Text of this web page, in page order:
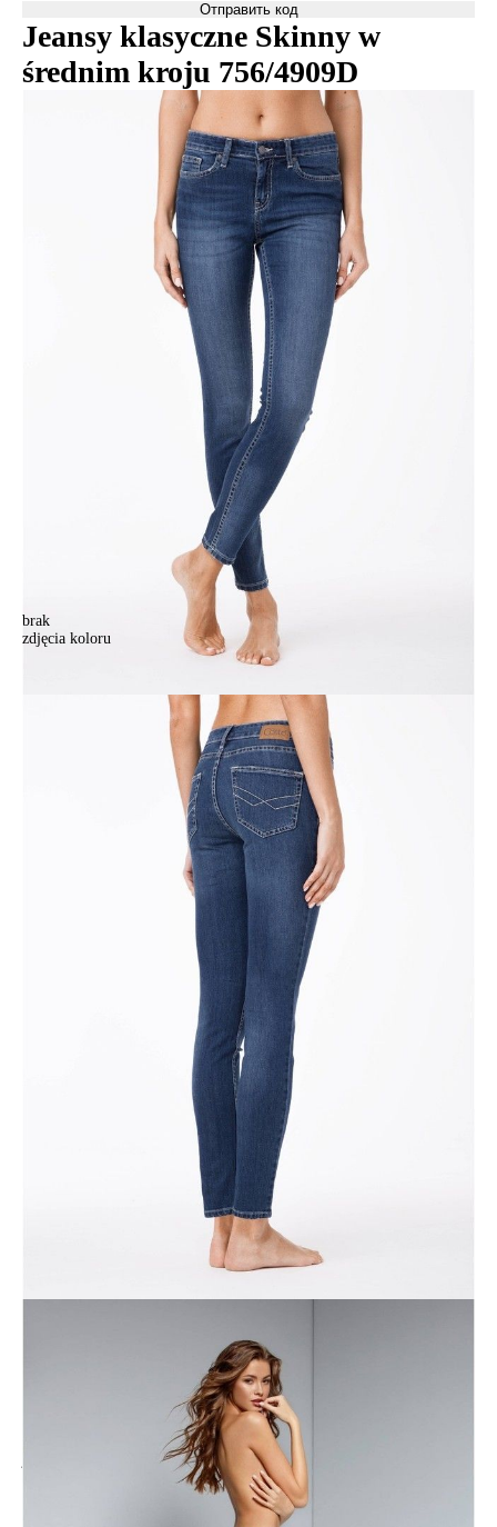
Отправить код
Jeansy klasyczne Skinny w
średnim kroju 756/4909D
brak
zdjęcia koloru
Spodnie jeansowe damskie CONTE ELEGANT 756/4909D, r.176-98,
Spodnie jeansowe damskie CONTE ELEGANT 756/4909D, r.176-98,
DODAJ DO KOSZYKA
POWIADOM MNIE O DOSTĘPNOŚCI
ПОЛУЧИТЬ ПО EMAIL
czas dostawy: 1-2 dni robocze
darmowa od 50 zł
czas dostawy: 1-2 dni robocze
w sklepie Conte (Łodz)
Opis produktu
Klasyczne jeansy z pięcioma kieszeniami, wykonane z gęstej bawełny.
Średni stan, zwężany model, dopasowany krój. Lekko przetarcia na
kieszeniach i mankietach.
Te oszałamiające elementy, wykonane z klasycznego, wytrzymałego
jeansu, pomogą Ci wyglądać świetnie każdego dnia, jednocześnie
podkreślając sylwetkę. Posiadają uwodzicielski krój i są jednymi z
najpopularniejszych modeli. Średni stan, zapewnia wygodę ze
zwężanym krojem w biodrach. Podkreśla sylwetkę i pomaga stworzyć